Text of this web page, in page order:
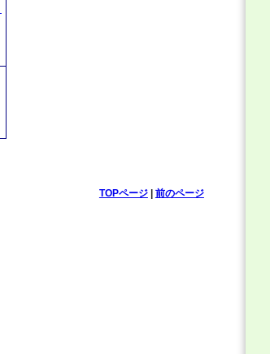
TOPページ| 前のページ